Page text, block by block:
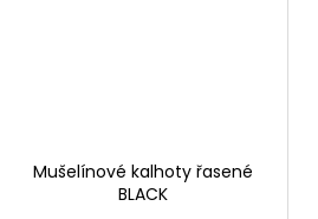
Mušelínové kalhoty řasené
BLACK